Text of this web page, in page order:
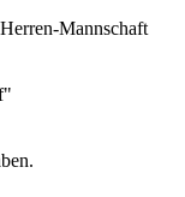
Mannschaft